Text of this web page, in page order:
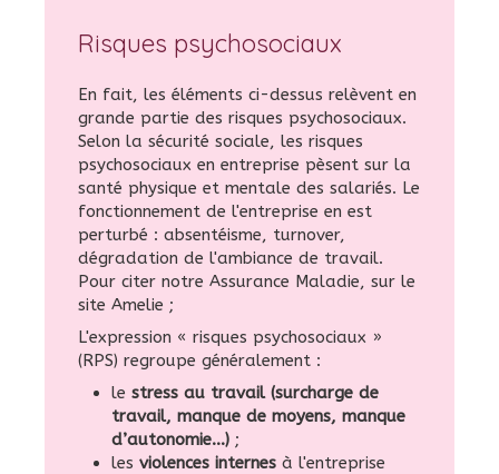
Risques psychosociaux
En fait, les éléments ci-dessus relèvent en
grande partie des risques psychosociaux.
Selon la sécurité sociale, les risques
psychosociaux en entreprise pèsent sur la
santé physique et mentale des salariés. Le
fonctionnement de l'entreprise en est
perturbé : absentéisme, turnover,
dégradation de l'ambiance de travail.
Pour citer notre Assurance Maladie, sur le
site Amelie ;
L'expression « risques psychosociaux »
(RPS) regroupe généralement :
le stress au travail (surcharge de
travail, manque de moyens, manque
d’autonomie…) ;
les violences internes à l'entreprise